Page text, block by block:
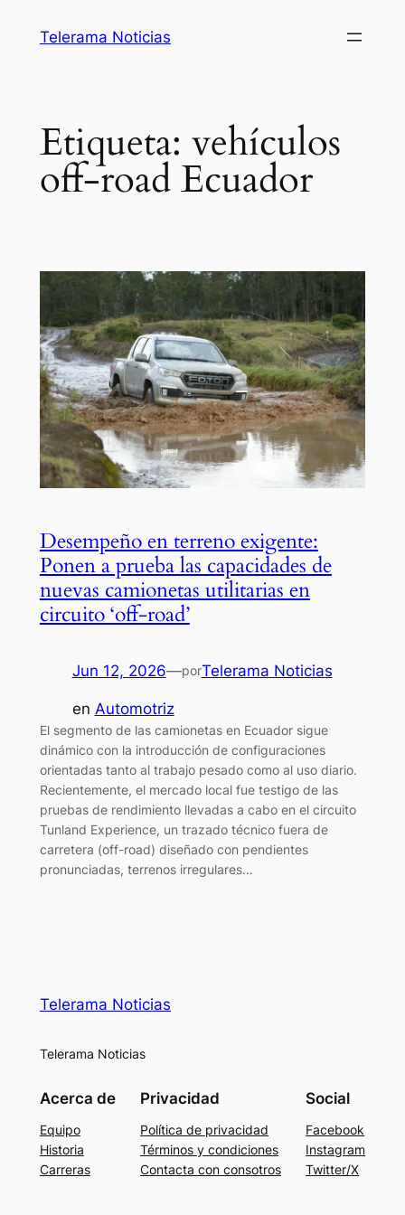
Telerama Noticias
Etiqueta: vehículos
off-road Ecuador
Desempeño en terreno exigente:
Ponen a prueba las capacidades de
nuevas camionetas utilitarias en
circuito ‘off-road’
Jun 12, 2026—porTelerama Noticias
en Automotriz
El segmento de las camionetas en Ecuador sigue
dinámico con la introducción de configuraciones
orientadas tanto al trabajo pesado como al uso diario.
Recientemente, el mercado local fue testigo de las
pruebas de rendimiento llevadas a cabo en el circuito
Tunland Experience, un trazado técnico fuera de
carretera (off-road) diseñado con pendientes
pronunciadas, terrenos irregulares…
Telerama Noticias
Telerama Noticias
Acerca de
Equipo
Historia
Carreras
Privacidad
Política de privacidad
Términos y condiciones
Contacta con consotros
Social
Facebook
Instagram
Twitter/X